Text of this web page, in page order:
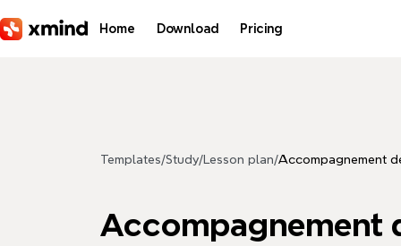
Home Download Pricing
Templates/Study/ Lesson plan/Accompagnement
Accompagnement